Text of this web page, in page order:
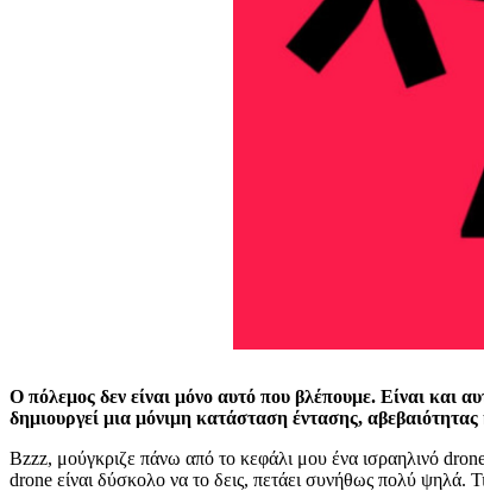
Ο πόλεμος δεν είναι μόνο αυτό που βλέπουμε. Είναι
δημιουργεί μια μόνιμη κατάσταση έντασης,
Bzzz, μούγκριζε πάνω από το κεφάλι μου ένα ισραηλινό
drone είναι δύσκολο να το δεις, πετάει συνήθως πολύ ψηλά.